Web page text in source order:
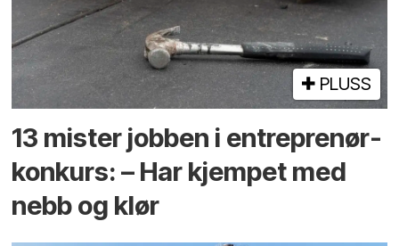
PLUSS
13 mister jobben i entreprenør­
konkurs: – Har kjempet med
nebb og klør